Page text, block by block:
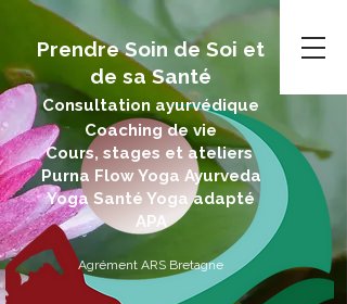
Prendre Soin de Soi et
de sa Santé
Consultation ayurvédique
Coaching de vie
Cours, stages et ateliers
Purna Flow Yoga Ayurveda
Yoga Santé Yoga adapté
APA
Agrément ARS Bretagne